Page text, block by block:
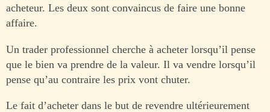
acheteur. Les deux sont convaincus de faire une bonne
affaire.
Un trader professionnel cherche à acheter lorsqu’il pense
que le bien va prendre de la valeur. Il va vendre lorsqu’il
pense qu’au contraire les prix vont chuter.
Le fait d’acheter dans le but de revendre ultérieurement